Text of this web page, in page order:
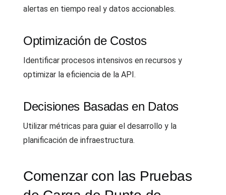
alertas en tiempo real y datos accionables.
Optimización de Costos
Identificar procesos intensivos en recursos y
optimizar la eficiencia de la API.
Decisiones Basadas en Datos
Utilizar métricas para guiar el desarrollo y la
planificación de infraestructura.
Comenzar con las Pruebas